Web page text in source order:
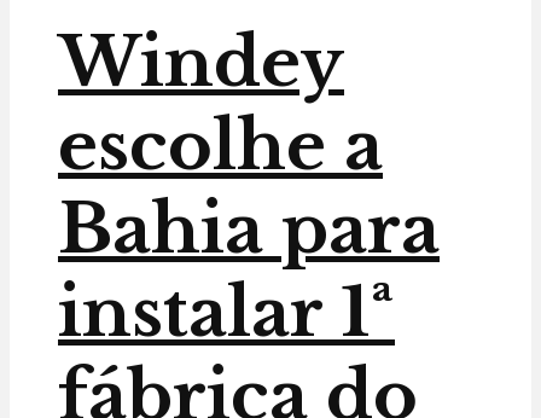
Windey
escolhe a
Bahia para
instalar 1ª
fábrica do